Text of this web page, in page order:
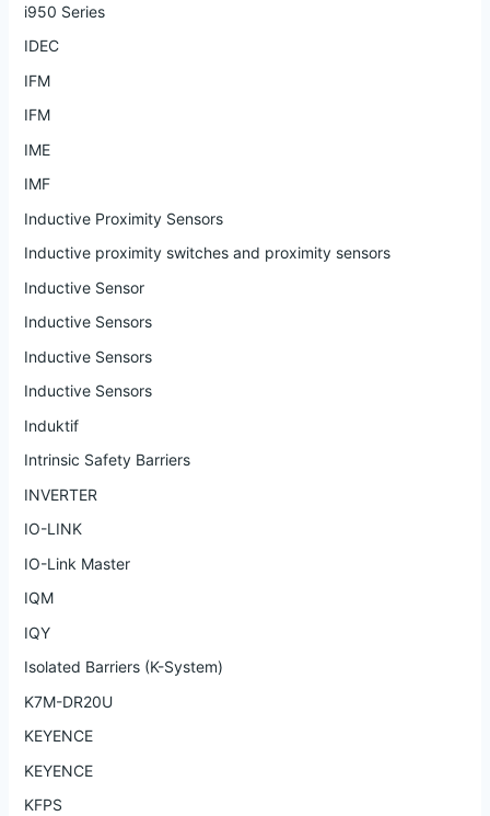
i950 Series
IDEC
IFM
IFM
IME
IMF
Inductive Proximity Sensors
Inductive proximity switches and proximity sensors
Inductive Sensor
Inductive Sensors
Inductive Sensors
Inductive Sensors
Induktif
Intrinsic Safety Barriers
INVERTER
IO-LINK
IO-Link Master
IQM
IQY
Isolated Barriers (K-System)
K7M-DR20U
KEYENCE
KEYENCE
KFPS